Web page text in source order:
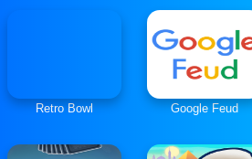
Retro Bowl Google Feud